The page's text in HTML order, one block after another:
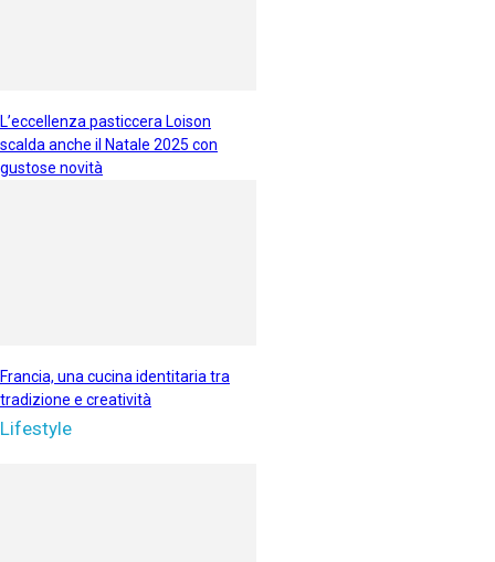
L’eccellenza pasticcera Loison
scalda anche il Natale 2025 con
gustose novità
Francia, una cucina identitaria tra
tradizione e creatività
Lifestyle